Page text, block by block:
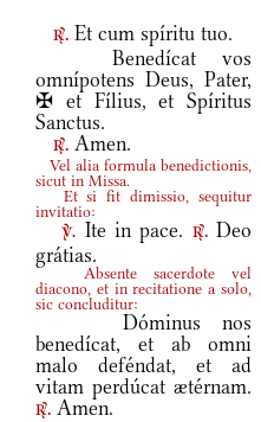
r. Et cum spíritu tuo.
Benedícat vos
omnípotens Deus, Pater,
✠ et Fílius, et Spíritus
Sanctus.
r. Amen.
Vel alia formula benedictionis,
sicut in Missa.
Et si fit dimissio, sequitur
invitatio:
v. Ite in pace. r.Deo
grátias.
Absente sacerdote vel
diacono, et in recitatione a solo,
sic concluditur:
Dóminus nos
benedícat, et ab omni
malo deféndat, et ad
vitam perdúcat ætérnam.
r. Amen.